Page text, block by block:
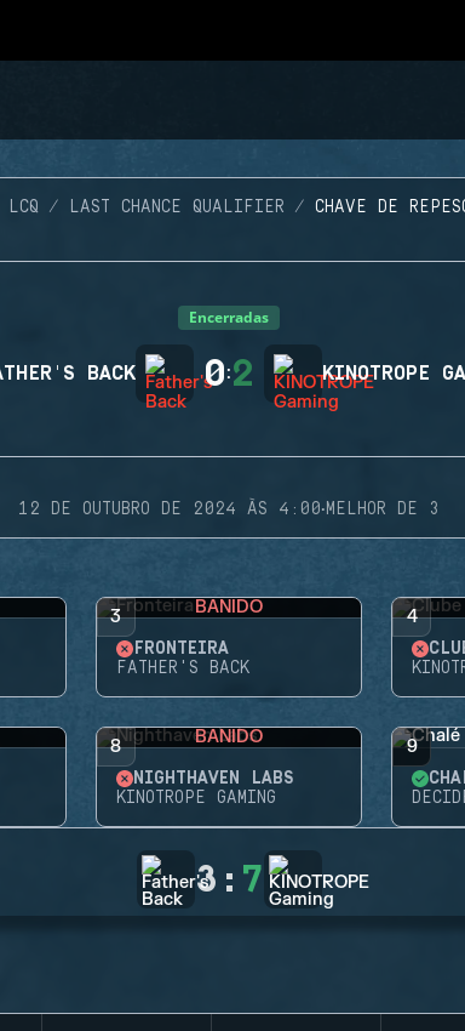
LCQ LAST CHANCE QUALIFIER CHAVE DE
Encerradas
BACK 0:2 KINOTROPE
12 DE OUTUBRO DE 2024 ÀS 4:00·MELHOR DE 3
3 BANIDO
FRONTEIRA
FATHER'S BACK
4
8 BANIDO
NIGHTHAVEN LABS
KINOTROPE GAMING
9
3 : 7